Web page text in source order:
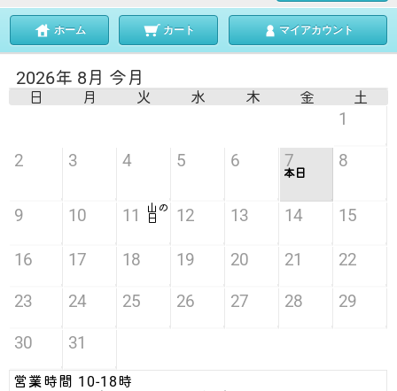
ホーム カート マイアカウント